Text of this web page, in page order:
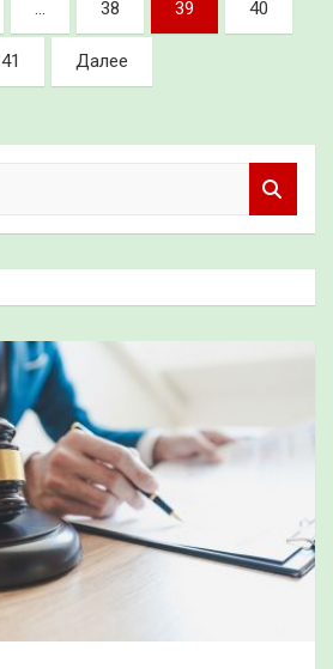
… 38 39 40
41 Далее